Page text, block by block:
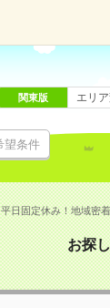
望条件
関東版 エリ
平日固定休み！地域密
お探